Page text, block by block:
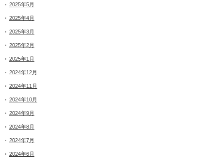
2025年5月
2025年4月
2025年3月
2025年2月
2025年1月
2024年12月
2024年11月
2024年10月
2024年9月
2024年8月
2024年7月
2024年6月